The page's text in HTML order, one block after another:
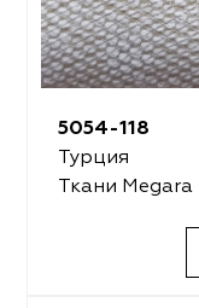
5054-118
Турция
Ткани Megara